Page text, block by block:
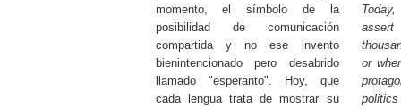
momento, el símbolo de la
posibilidad de comunicación
compartida y no ese invento
bienintencionado pero desabrido
llamado "esperanto". Hoy, que
cada lengua trata de mostrar su
or